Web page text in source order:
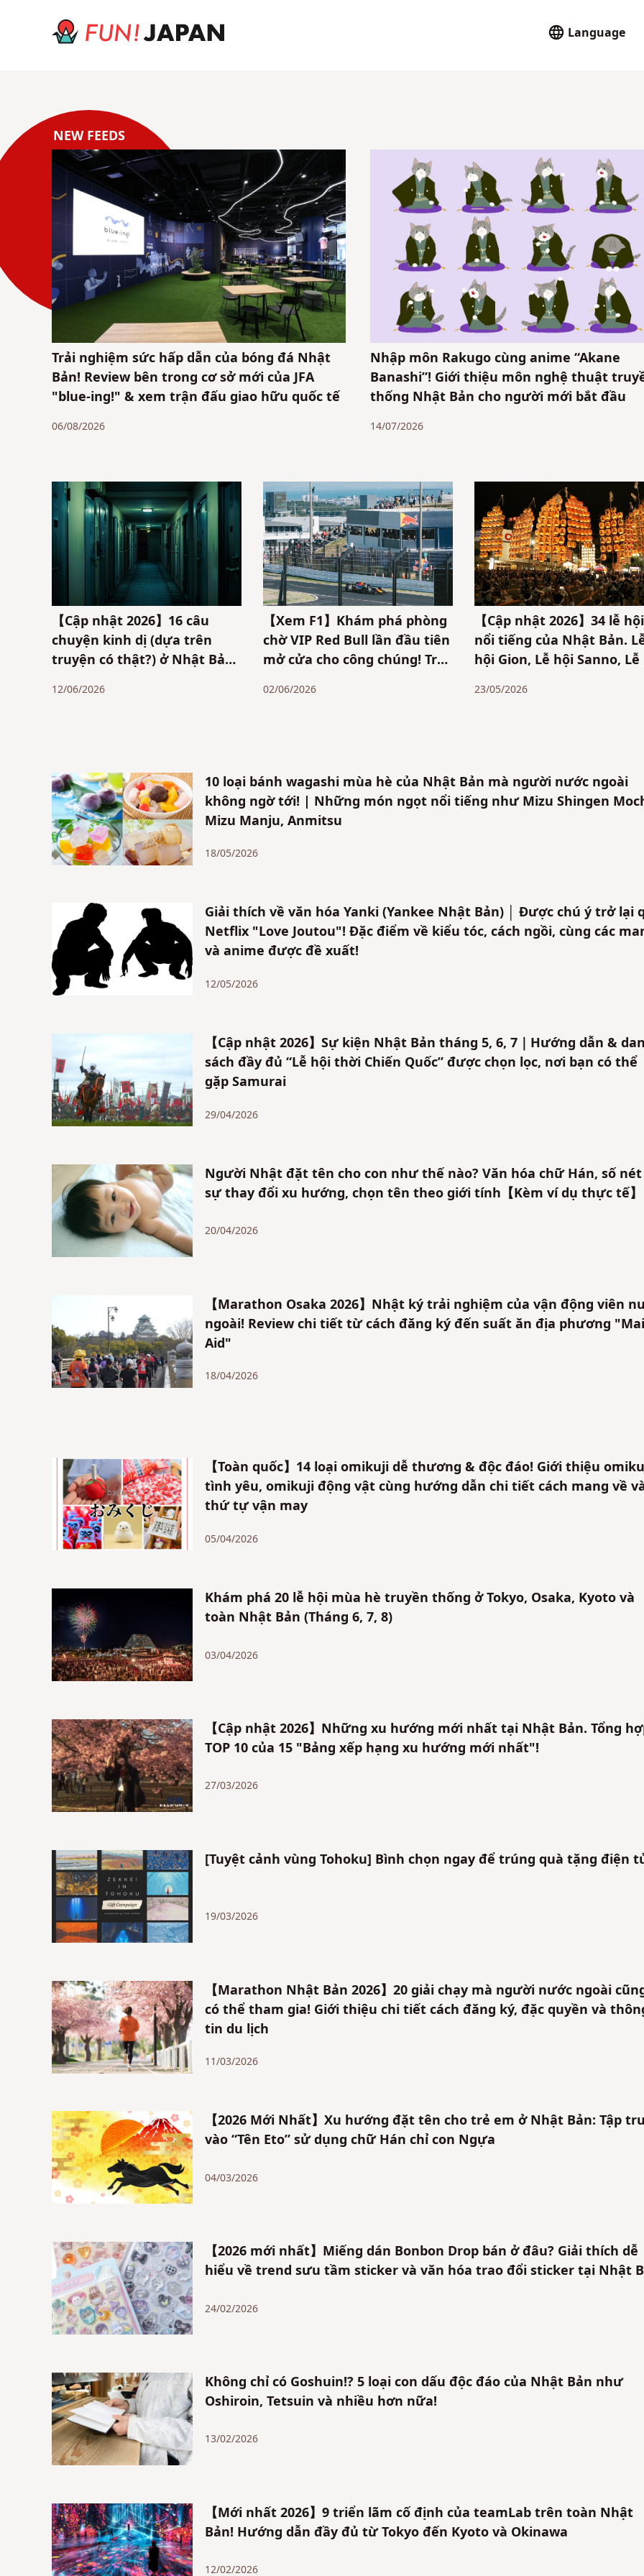
Language
Trải nghiệm sức hấp dẫn của bóng đá Nhật
Bản! Review bên trong cơ sở mới của JFA
"blue-ing!" & xem trận đấu giao hữu quốc tế
06/08/2026
Nhập môn Rakugo cùng anime “Akane
Banashi”! Giới thiệu môn nghệ thuật
thống Nhật Bản cho người mới bắt đầu
14/07/2026
【Cập nhật 2026】16 câu
chuyện kinh dị (dựa trên
truyện có thật?) ở Nhật Bản.
Từ thời Showa retro đến
12/06/2026
【Xem F1】Khám phá phòng
chờ VIP Red Bull lần đầu tiên
mở cửa cho công chúng! Trải
talk show của Yuki Tsunoda
02/06/2026
【Cập nhật 2026】34 lễ hội
nổi tiếng của Nhật Bản.
hội Gion, Lễ hội Sanno,
hội và nhiều lễ hội khác
23/05/2026
10 loại bánh wagashi mùa hè của Nhật Bản mà người nước ngoài
không ngờ tới! | Những món ngọt nổi tiếng như Mizu Shingen
Mizu Manju, Anmitsu
18/05/2026
Giải thích về văn hóa Yanki (Yankee Nhật Bản) │ Được chú ý trở lại
Netflix "Love Joutou"! Đặc điểm về kiểu tóc, cách ngồi, cùng các
và anime được đề xuất!
12/05/2026
【Cập nhật 2026】Sự kiện Nhật Bản tháng 5, 6, 7｜Hướng dẫn &
sách đầy đủ “Lễ hội thời Chiến Quốc” được chọn lọc, nơi bạn có thể
gặp Samurai
29/04/2026
Người Nhật đặt tên cho con như thế nào? Văn hóa chữ Hán, số
sự thay đổi xu hướng, chọn tên theo giới tính【Kèm ví dụ thực tế】
20/04/2026
【Marathon Osaka 2026】Nhật ký trải nghiệm của vận động viên
ngoài! Review chi tiết từ cách đăng ký đến suất ăn địa phương
Aid"
18/04/2026
【Toàn quốc】14 loại omikuji dễ thương & độc đáo! Giới thiệu
tình yêu, omikuji động vật cùng hướng dẫn chi tiết cách mang về
thứ tự vận may
05/04/2026
Khám phá 20 lễ hội mùa hè truyền thống ở Tokyo, Osaka, Kyoto và
toàn Nhật Bản (Tháng 6, 7, 8)
03/04/2026
【Cập nhật 2026】Những xu hướng mới nhất tại Nhật Bản. Tổng
TOP 10 của 15 "Bảng xếp hạng xu hướng mới nhất"!
27/03/2026
[Tuyệt cảnh vùng Tohoku] Bình chọn ngay để trúng quà tặng điện
19/03/2026
【Marathon Nhật Bản 2026】20 giải chạy mà người nước ngoài
có thể tham gia! Giới thiệu chi tiết cách đăng ký, đặc quyền và
tin du lịch
11/03/2026
【2026 Mới Nhất】Xu hướng đặt tên cho trẻ em ở Nhật Bản: Tập
vào “Tên Eto” sử dụng chữ Hán chỉ con Ngựa
04/03/2026
【2026 mới nhất】Miếng dán Bonbon Drop bán ở đâu? Giải thích dễ
hiểu về trend sưu tầm sticker và văn hóa trao đổi sticker tại Nhật
24/02/2026
Không chỉ có Goshuin!? 5 loại con dấu độc đáo của Nhật Bản như
Oshiroin, Tetsuin và nhiều hơn nữa!
13/02/2026
【Mới nhất 2026】9 triển lãm cố định của teamLab trên toàn Nhật
Bản! Hướng dẫn đầy đủ từ Tokyo đến Kyoto và Okinawa
12/02/2026